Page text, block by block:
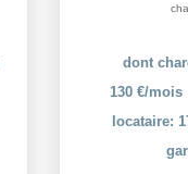
dont
130 €/mois
locataire: